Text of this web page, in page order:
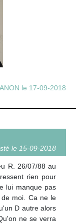
le 17-09-2018
le 15-09-2018
R. 26/07/88 au
rien pour
lui manque pas
moi. Ca ne le
D autre alors
ne se verra